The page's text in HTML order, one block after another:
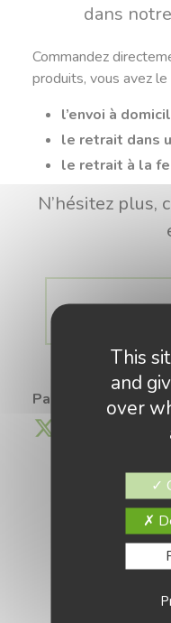
dans notre
Commandez
produits, vous avez le
l’envoi à
le retrait dans
le retrait à la
N’hésitez plus,
ENTRER
Partagez cette
This
and
over